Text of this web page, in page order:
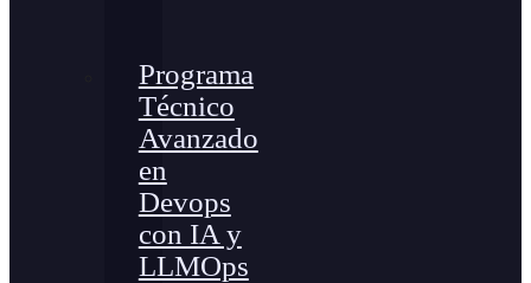
Programa
Técnico
Avanzado
en
Devops
con IA y
LLMOps